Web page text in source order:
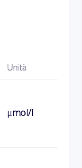
Unità
μmol/l